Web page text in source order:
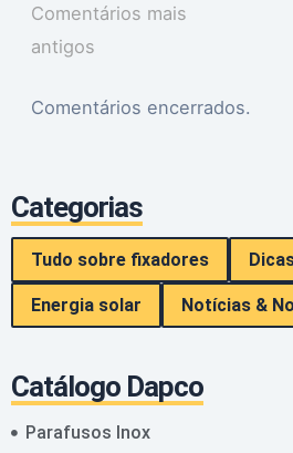
Comentários mais
antigos
Comentários encerrados.
Categorias
Tudo sobre fixadores
Energia solar Notícias &
Catálogo Dapco
Parafusos Inox